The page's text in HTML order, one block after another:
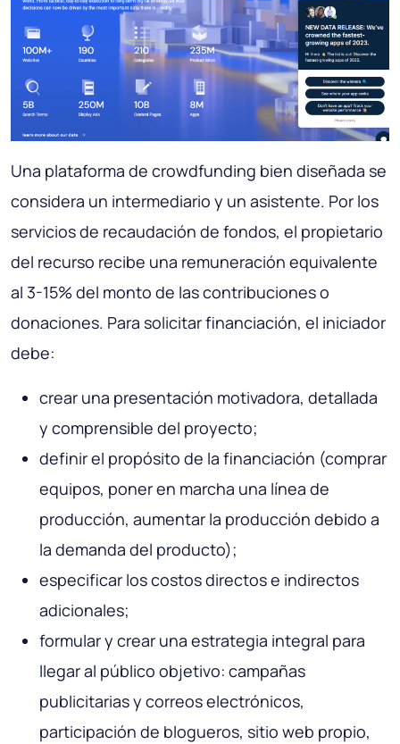
Una plataforma de crowdfunding bien diseñada se
considera un intermediario y un asistente. Por los
servicios de recaudación de fondos, el propietario
del recurso recibe una remuneración equivalente
al 3-15% del monto de las contribuciones o
donaciones. Para solicitar financiación, el iniciador
debe:
crear una presentación motivadora, detallada
y comprensible del proyecto;
definir el propósito de la financiación (comprar
equipos, poner en marcha una línea de
producción, aumentar la producción debido a
la demanda del producto);
especificar los costos directos e indirectos
adicionales;
formular y crear una estrategia integral para
llegar al público objetivo: campañas
publicitarias y correos electrónicos,
participación de blogueros, sitio web propio,